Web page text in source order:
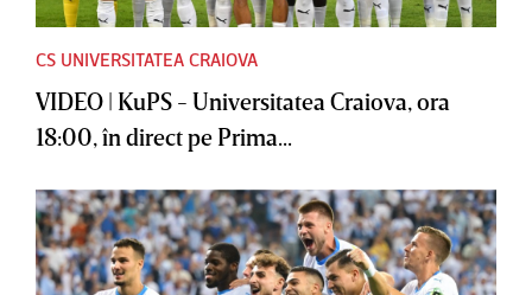
CS UNIVERSITATEA CRAIOVA
VIDEO | KuPS - Universitatea Craiova, ora
18:00, în direct pe Prima...